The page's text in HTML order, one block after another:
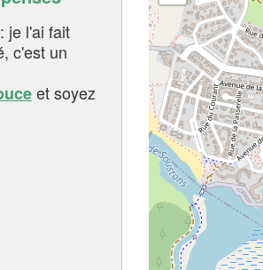
je l'ai fait
c'est un
et soyez